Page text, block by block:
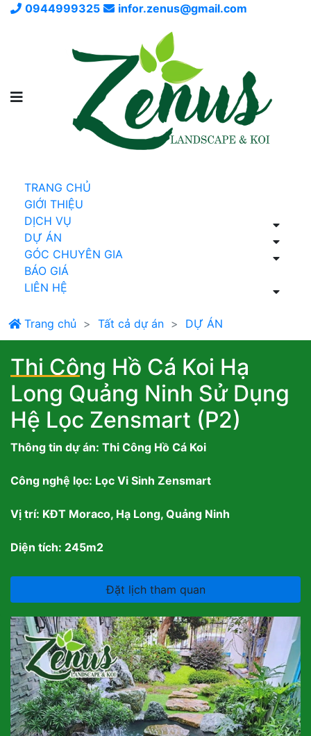
0944999325 infor.zenus@gmail.com
TRANG CHỦ
GIỚI THIỆU
DỊCH VỤ
DỰ ÁN
GÓC CHUYÊN GIA
BÁO GIÁ
LIÊN HỆ
Trang chủ Tất cả dự án DỰ ÁN
Thi Công Hồ Cá Koi Hạ
Long Quảng Ninh Sử Dụng
Hệ Lọc Zensmart (P2)
Thông tin dự án: Thi Công Hồ Cá Koi
Công nghệ lọc: Lọc Vi Sinh Zensmart
Vị trí: KĐT Moraco, Hạ Long, Quảng Ninh
Diện tích: 245m2
Đặt lịch tham quan